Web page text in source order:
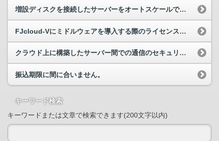
増設ディスクを接続したサーバーをオートスケールでスケールアウトすることは可能ですか？
FJcloud-Vにミドルウェアを導入する際のライセンスの考え方を教えてください。
クラウド上に構築したサーバー間での通信のセキュリティーはどのようになっていますか？
振込期限に間に合いません。
キーワード検索
キーワードまたは文章で検索できます(200文字以内)